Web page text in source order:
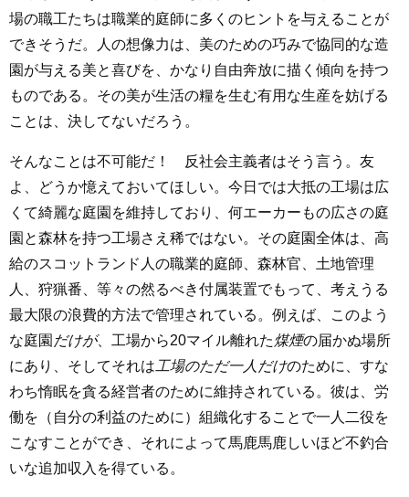
場の職工たちは職業的庭師に多くのヒントを与えることが
できそうだ。人の想像力は、美のための巧みで協同的な造
園が与える美と喜びを、かなり自由奔放に描く傾向を持つ
ものである。その美が生活の糧を生む有用な生産を妨げる
ことは、決してないだろう。
そんなことは不可能だ！ 反社会主義者はそう言う。友
よ、どうか憶えておいてほしい。今日では大抵の工場は広
くて綺麗な庭園を維持しており、何エーカーもの広さの庭
園と森林を持つ工場さえ稀ではない。その庭園全体は、高
給のスコットランド人の職業的庭師、森林官、土地管理
人、狩猟番、等々の然るべき付属装置でもって、考えうる
最大限の浪費的方法で管理されている。例えば、このよう
な庭園 だけが、工場から20マイル離れた煤煙の届かぬ場所
にあり、そしてそれは 工場のただ一人だけのために、すな
わち惰眠を貪る経営者のために維持されている。彼は、労
働を（自分の利益のために）組織化することで一人二役を
こなすことができ、それによって馬鹿馬鹿しいほど不釣合
いな追加収入を得ている。